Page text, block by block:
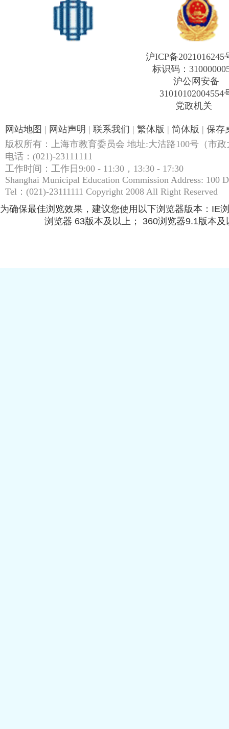
沪ICP备2021016245
标识码：
沪公网安备
31010102004554
党政机关
网站地图 | 网站声明 | 联系我们 | 繁体版 | 简体版 | 保存
版权所有：上海市教育委员会 地址:大沽路100号（市
电话：(021)-23111111
工作时间：工作日9:00 - 11:30，13:30 - 17:30
Shanghai Municipal Education Commission Address: 100
Tel：(021)-23111111 Copyright 2008 All Right Reserved
为确保最佳浏览效果，建议您使用以下浏览器版本：IE
浏览器 63版本及以上； 360浏览器9.1版本